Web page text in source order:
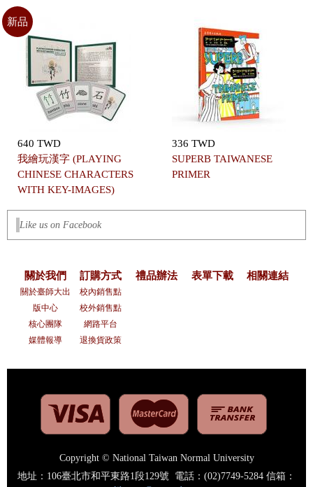
新品
640 TWD
我繪玩漢字 (PLAYING
CHINESE CHARACTERS
WITH KEY-IMAGES)
336 TWD
SUPERB TAIWANESE
PRIMER
Like us on Facebook
關於我們
關於臺師大出
版中心
核心團隊
媒體報導
訂購方式
校內銷售點
校外銷售點
網路平台
退換貨政策
禮品辦法 表單下載 相關連結
Copyright © National Taiwan Normal University
地址：106臺北市和平東路1段129號 電話：(02)7749-5284 信箱：